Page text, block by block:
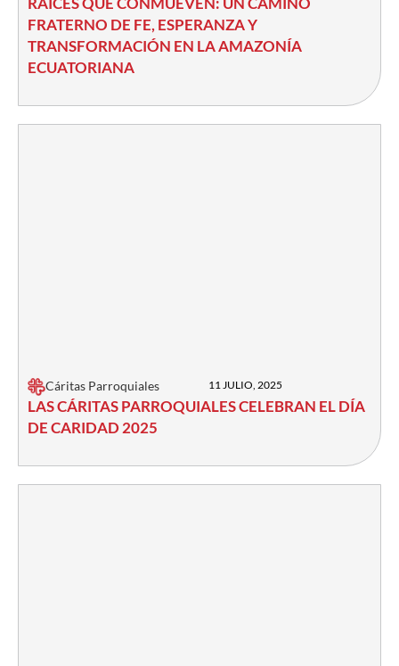
FRATERNO DE FE, ESPERANZA Y
TRANSFORMACIÓN EN LA AMAZONÍA
ECUATORIANA
Cáritas Parroquiales 11 JULIO, 2025
LAS CÁRITAS PARROQUIALES CELEBRAN EL DÍA
DE CARIDAD 2025